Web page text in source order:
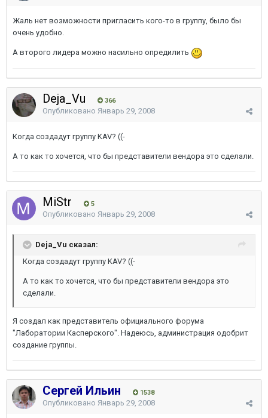
Жаль нет возможности пригласить кого-то в группу, было бы
очень удобно.
А второго лидера можно насильно опредилить
Deja_Vu 366
Опубликовано Январь 29, 2008
Когда создадут группу KAV? ((-
А то как то хочется, что бы представители вендора это сделали.
MiStr 5
Опубликовано Январь 29, 2008
Deja_Vu сказал:
Когда создадут группу KAV? ((-
А то как то хочется, что бы представители вендора это
сделали.
Я создал как представитель официального форума
"Лаборатории Касперского". Надеюсь, администрация одобрит
создание группы.
Сергей Ильин 1538
Опубликовано Январь 29, 2008